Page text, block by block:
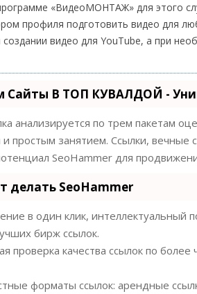
«ВидеоМОНТАЖ» для этого
профиля подготовить видео для
видео для YouTube, а при
Сайты В ТОП КУВАЛДОЙ -
анализируется по трем пакетам
простым занятием. Ссылки, вечные
SeoHammer для
делать SeoHammer
в один клик, интеллектуальный
бирж ссылок.
проверка качества ссылок по
форматы ссылок: арендные